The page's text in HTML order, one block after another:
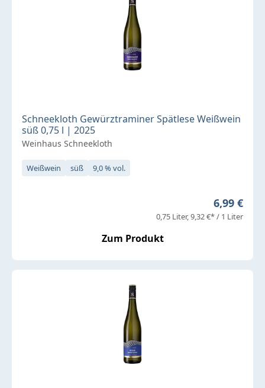
Schneekloth Gewürztraminer Spätlese Weißwein
süß 0,75 l | 2025
Weinhaus Schneekloth
Weißwein süß 9,0 % vol.
Regulärer
6,99 €
0,75 Liter 9,32 €* / 1 Liter
Zum Produkt